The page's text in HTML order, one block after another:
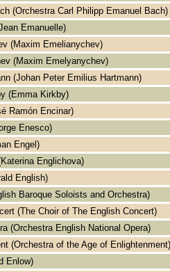
(Orchestra Carl Philipp Emanuel Bach)
Emanuelle)
(Maxim Emelianychev)
(Maxim Emelyanychev)
(Johan Peter Emilius Hartmann)
(Emma Kirkby)
Ramón Encinar)
Enesco)
Engel)
Englichova)
English)
Baroque Soloists and Orchestra)
(The Choir of The English Concert)
(Orchestra English National Opera)
(Orchestra of the Age of Enlightenment)
Enlow)